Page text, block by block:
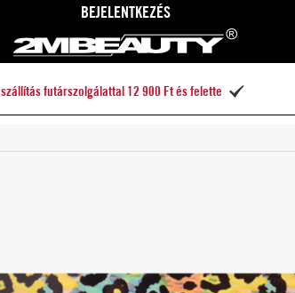
BEJELENTKEZÉS
szállítás futárszolgálattal 12 900 Ft és felette 